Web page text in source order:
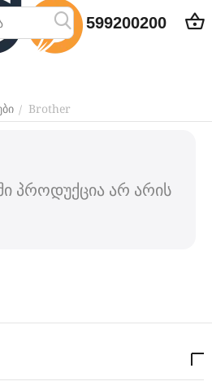
599200200
/ Brother
პროდუქცია არ არის